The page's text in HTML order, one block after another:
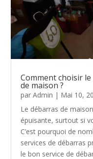
Comment choisir
de maison ?
parAdmin | Mai 10,
Le débarras de
épuisante, surtout si
C’est pourquoi de
services de débarras
le bon service de